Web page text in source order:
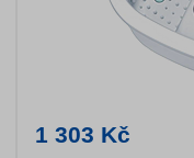
1 303 Kč